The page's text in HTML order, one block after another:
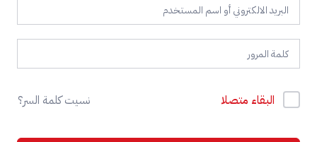
البقاء متصلا نسيت كلمة السر؟